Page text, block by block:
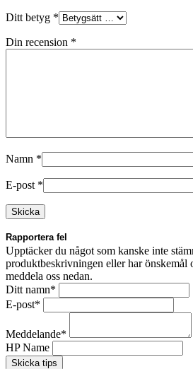
Ditt betyg *
Din recension *
Namn *
E-post *
Rapportera fel
Upptäcker du något som kanske inte
produktbeskrivningen eller har önskemål
meddela oss nedan.
Ditt namn*
E-post*
Meddelande*
HP Name
Skicka tips